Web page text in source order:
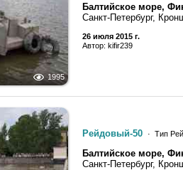
1995
Балтийское море,
Санкт-Петербург,
26 июля 2015 г.
Автор: kifir239
Рейдовый-50 · Тип
Балтийское море,
Санкт-Петербург,